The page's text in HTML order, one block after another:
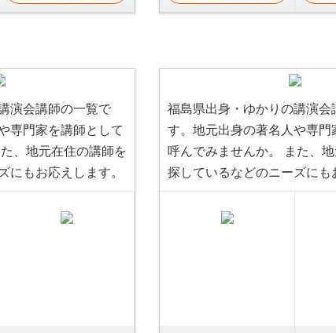
演会講師の一覧で
専門家を講師として
、地元在住の講師を
にもお応えします。
福島県出身・ゆかりの講演会
す。地元出身の著名人や専門
呼んでみませんか。 また、
探しているなどのニーズにも